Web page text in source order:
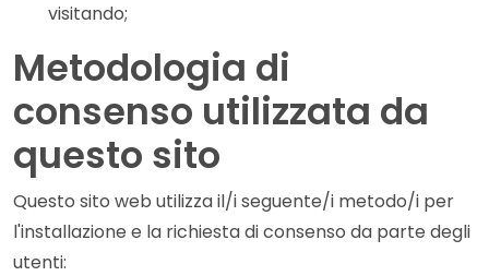
visitando;
Metodologia di
consenso utilizzata da
questo sito
Questo sito web utilizza il/i seguente/i metodo/i per
l'installazione e la richiesta di consenso da parte degli
utenti: